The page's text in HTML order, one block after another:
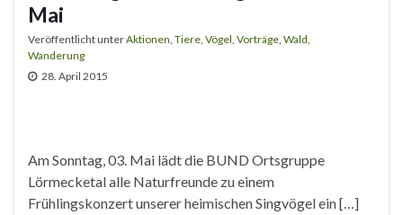
Mai
Veröffentlicht unterAktionen, Tiere, Vögel, Vorträge, Wald,
Wanderung
28. April 2015
Am Sonntag, 03. Mai lädt die BUND Ortsgruppe
Lörmecketal alle Naturfreunde zu einem
Frühlingskonzert unserer heimischen Singvögel ein […]